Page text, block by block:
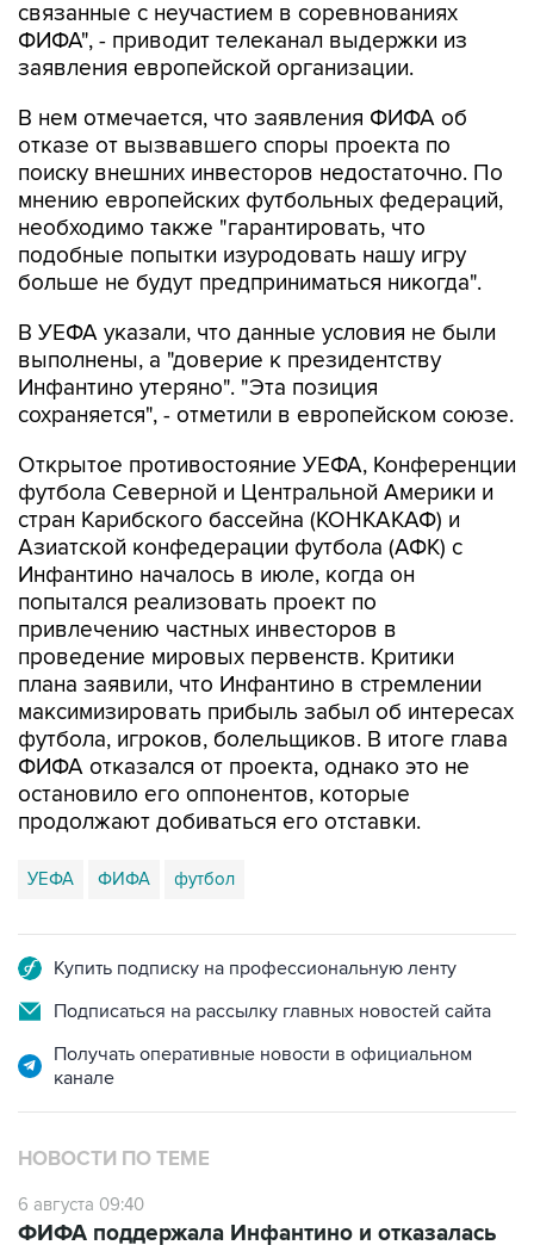
связанные с неучастием в соревнованиях
ФИФА", - приводит телеканал выдержки из
заявления европейской организации.
В нем отмечается, что заявления ФИФА об
отказе от вызвавшего споры проекта по
поиску внешних инвесторов недостаточно. По
мнению европейских футбольных федераций,
необходимо также "гарантировать, что
подобные попытки изуродовать нашу игру
больше не будут предприниматься никогда".
В УЕФА указали, что данные условия не были
выполнены, а "доверие к президентству
Инфантино утеряно". "Эта позиция
сохраняется", - отметили в европейском союзе.
Открытое противостояние УЕФА, Конференции
футбола Северной и Центральной Америки и
стран Карибского бассейна (КОНКАКАФ) и
Азиатской конфедерации футбола (АФК) с
Инфантино началось в июле, когда он
попытался реализовать проект по
привлечению частных инвесторов в
проведение мировых первенств. Критики
плана заявили, что Инфантино в стремлении
максимизировать прибыль забыл об интересах
футбола, игроков, болельщиков. В итоге глава
ФИФА отказался от проекта, однако это не
остановило его оппонентов, которые
продолжают добиваться его отставки.
УЕФА ФИФА футбол
Купить подписку на профессиональную ленту
Подписаться на рассылку главных новостей сайта
Получать оперативные новости в официальном
канале
НОВОСТИ ПО ТЕМЕ
6 августа 09:40
ФИФА поддержала Инфантино и отказалась